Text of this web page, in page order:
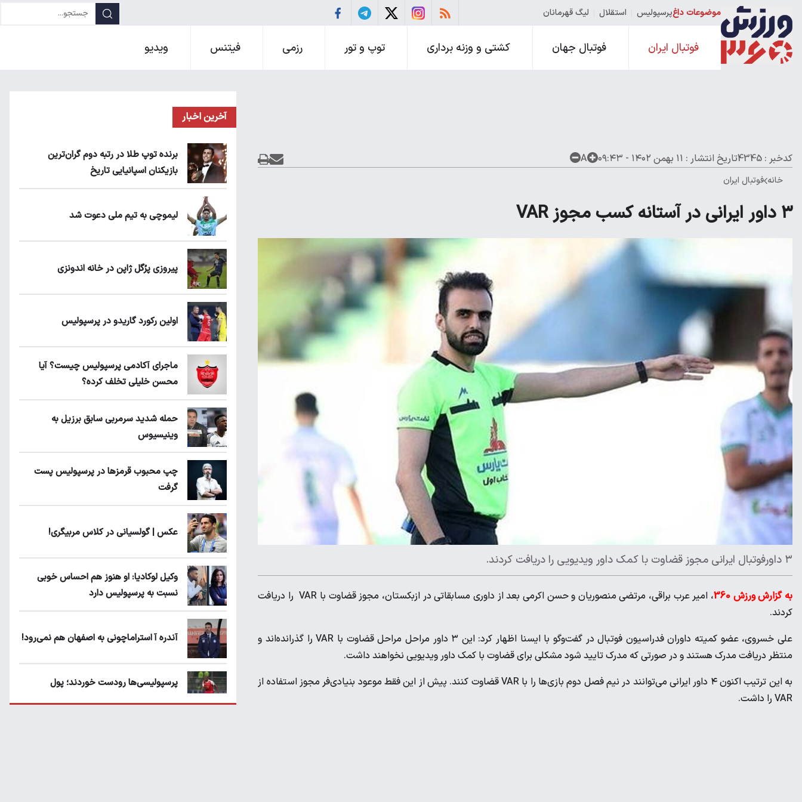
موضوعات داغپرسپولیس استقلال لیگ قهرمانان
فوتبال ایران فوتبال جهان کشتی و وزنه برداری توپ و تور رزمی فیتنس ویدیو
کدخبر : 4345 تاریخ انتشار : ۱۱ بهمن ۱۴۰۲ - ۰۹:۴۳ A
خانه فوتبال ایران
۳ داور ایرانی در آستانه کسب مجوز VAR
۳ داورفوتبال ایرانی مجوز قضاوت با کمک داور ویدیویی را دریافت کردند.
به گزارش ورزش 360
، امیر عرب براقی، مرتضی منصوریان و حسن اکرمی بعد از داوری مسابقاتی در ازبکستان، مجوز قضاوت با VAR را دریافت
کردند.
علی خسروی، عضو کمیته داوران فدراسیون فوتبال در گفت‌وگو با ایسنا اظهار کرد: این ۳ داور مراحل مراحل قضاوت با VAR را گذرانده‌اند و
منتظر دریافت مدرک هستند و در صورتی که مدرک تایید شود مشکلی برای قضاوت با کمک داور ویدیویی نخواهند داشت.
به این ترتیب اکنون ۴ داور ایرانی می‌توانند در نیم فصل دوم بازی‌ها را با VAR قضاوت کنند. پیش از این فقط موعود بنیادی‌فر مجوز استفاده از
VAR را داشت.
آخرین اخبار
برنده توپ طلا در رتبه دوم گران‌ترین
بازیکنان اسپانیایی تاریخ
لیموچی به تیم ملی دعوت شد
پیروزی پرُگل ژاپن در خانه اندونزی
اولین رکورد گاریدو در پرسپولیس
ماجرای آکادمی پرسپولیس چیست؟ آیا
محسن خلیلی تخلف کرده؟
حمله شدید سرمربی سابق برزیل به
وینیسیوس
چپ محبوب قرمزها در پرسپولیس پست
گرفت
عکس | گولسیانی در کلاس مربیگری!
وکیل لوکادیا: او هنوز هم احساس خوبی
نسبت به پرسپولیس دارد
آندره آ استراماچونی به اصفهان هم نمی‌رود!
پرسپولیسی‌ها رودست خوردند؛ پول